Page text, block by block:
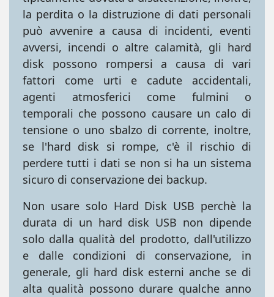
la perdita o la distruzione di dati personali
può avvenire a causa di incidenti, eventi
avversi, incendi o altre calamità, gli hard
disk possono rompersi a causa di vari
fattori come urti e cadute accidentali,
agenti atmosferici come fulmini o
temporali che possono causare un calo di
tensione o uno sbalzo di corrente, inoltre,
se l'hard disk si rompe, c'è il rischio di
perdere tutti i dati se non si ha un sistema
sicuro di conservazione dei backup.
Non usare solo Hard Disk USB perchè la
durata di un hard disk USB non dipende
solo dalla qualità del prodotto, dall'utilizzo
e dalle condizioni di conservazione, in
generale, gli hard disk esterni anche se di
alta qualità possono durare qualche anno